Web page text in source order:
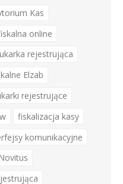
Kas
online
rejestrująca
Elzab
rejestrujące
fiskalizacja kasy
komunikacyjne